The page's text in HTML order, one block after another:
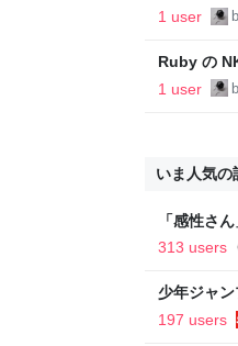
ア的愛情
1 user
Ruby の
愛情
1 user
いま人気の
「感性さ
313 users
少年ジャ
返る。「
197 users